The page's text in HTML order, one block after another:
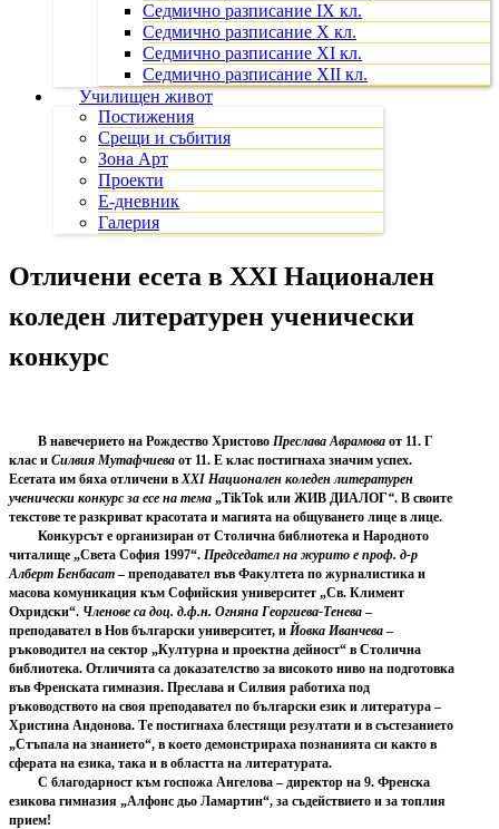
Седмично разписание IX кл.
Седмично разписание X кл.
Седмично разписание XI кл.
Седмично разписание XII кл.
Училищен живот
Постижения
Срещи и събития
Зона Арт
Проекти
Е-дневник
Галерия
Отличени есета в ХХI Национален
коледен литературен ученически
конкурс
В навечерието на Рождество ХристовоПреслава Аврамова от 11. Г
клас и Силвия Мутафчиева от 11. Е клас постигнаха значим успех.
Есетата им бяха отличени вХХI Национален коледен литературен
ученически конкурс за есе на тема „TikTok или ЖИВ ДИАЛОГ“. В своите
текстове те разкриват красотата и магията на общуването лице в лице.
Конкурсът е организиран от Столична библиотека и Народното
читалище „Света София 1997“. Председател на журито е проф. д-р
Алберт Бенбасат – преподавател във Факултета по журналистика и
масова комуникация към Софийския университет „Св. Климент
Охридски“. Членове са доц. д.ф.н. Огняна Георгиева-Тенева –
преподавател в Нов български университет, и Йовка Иванчева –
ръководител на сектор „Културна и проектна дейност“ в Столична
библиотека. Отличията са доказателство за високото ниво на подготовка
във Френската гимназия. Преслава и Силвия работиха под
ръководството на своя преподавател по български език и литература –
Христина Андонова. Те постигнаха блестящи резултати и в състезанието
„Стъпала на знанието“, в което демонстрираха познанията си както в
сферата на езика, така и в областта на литературата.
С благодарност към госпожа Ангелова – директор на 9. Френска
езикова гимназия „Алфонс дьо Ламартин“, за съдействието и за топлия
прием!